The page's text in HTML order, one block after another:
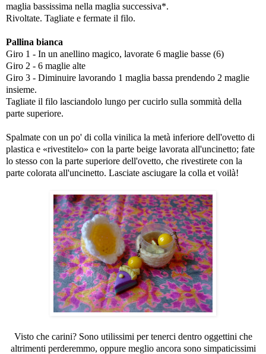
maglia bassissima nella maglia successiva*.
Rivoltate. Tagliate e fermate il filo.
Pallina bianca
Giro 1 - In un anellino magico, lavorate 6 maglie basse (6)
Giro 2 - 6 maglie alte
Giro 3 - Diminuire lavorando 1 maglia bassa prendendo 2 maglie
insieme.
Tagliate il filo lasciandolo lungo per cucirlo sulla sommità della
parte superiore.
Spalmate con un po' di colla vinilica la metà inferiore dell'ovetto di
plastica e «rivestitelo» con la parte beige lavorata all'uncinetto; fate
lo stesso con la parte superiore dell'ovetto, che rivestirete con la
parte colorata all'uncinetto. Lasciate asciugare la colla et voilà!
Visto che carini? Sono utilissimi per tenerci dentro oggettini che
altrimenti perderemmo, oppure meglio ancora sono simpaticissimi